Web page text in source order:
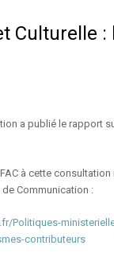
Culturelle :
a publié le rapport
à cette consultation
de Communication :
Politiques-
contributeurs